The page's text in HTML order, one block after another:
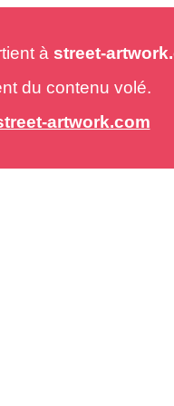
à street-
du contenu volé.
artwork.com